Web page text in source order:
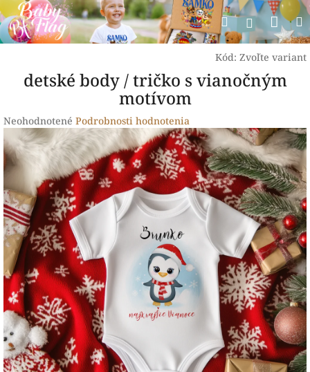
Prejsť
na
obsah
Hľadať
Kód: Zvoľte variant
detské body / tričko s vianočným
motívom
Priemerné
hodnotenie
produktu
je
0,0
z
5
hviezdičiek.
Neohodnotené Podrobnosti hodnotenia